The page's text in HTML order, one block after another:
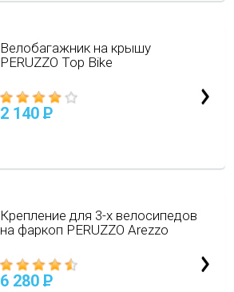
Велобагажник на крышу
PERUZZO Top Bike
2 140 P
Крепление для 3-х велосипедов
на фаркоп PERUZZO Arezzo
6 280 P